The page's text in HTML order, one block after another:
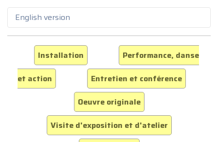
English version
Installation
Performance, danse
et action
Entretien et conférence
Oeuvre originale
Visite d'exposition et d'atelier